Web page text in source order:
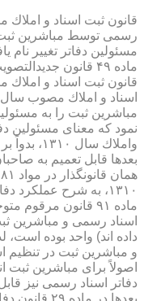
مسئولین دفاتر تغییر نام
مباشرین ثبت را به
واملاك
بعدها قابل تعمیم به
۱۳۱۰، به شرح عملكرد
ماده ۹۱ قانون
اسناد رسمی و مباشرین
داده اند) واحد بوده
و مباشرین ثبت در تنظیم
اصولاً برای مباشرین ثبت
دفاتر اسناد رسمی نیز